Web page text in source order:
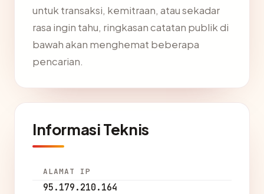
untuk transaksi, kemitraan, atau sekadar
rasa ingin tahu, ringkasan catatan publik di
bawah akan menghemat beberapa
pencarian.
Informasi Teknis
ALAMAT IP
95.179.210.164